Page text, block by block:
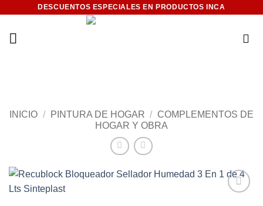
contenido
DESCUENTOS ESPECIALES EN PRODUCTOS INCA
INICIO / PINTURA DE HOGAR / COMPLEMENTOS DE
HOGAR Y OBRA